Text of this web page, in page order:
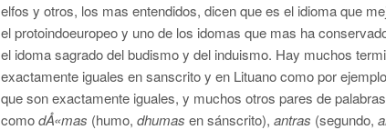
elfos y otros, los mas entendidos, dicen que es el idioma que
el protoindoeuropeo y uno de los idomas que mas ha
el idoma sagrado del budismo y del induismo. Hay muchos
exactamente iguales en sanscrito y en Lituano como por ejemplo
que son exactamente iguales, y muchos otros pares de
comodÅ«mas (humo, dhumas en sánscrito), antras (segundo,